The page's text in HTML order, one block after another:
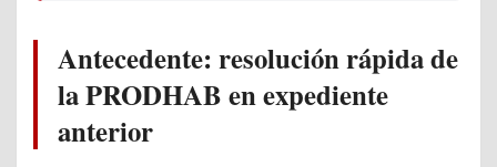
Antecedente: resolución rápida de
la PRODHAB en expediente
anterior